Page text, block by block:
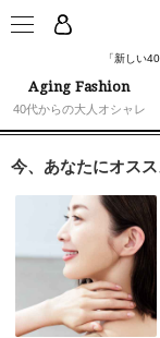
「新しい
Aging Fashion
40代からの大人オシャレ
今、あなたにオスス